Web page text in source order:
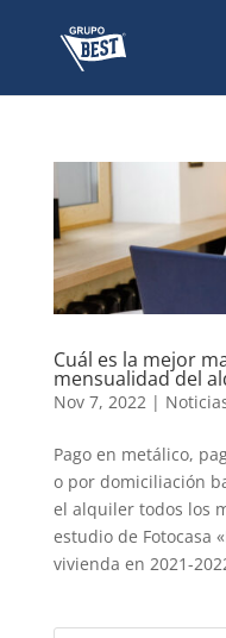
Cuál es la mejor
mensualidad del
Nov 7, 2022|
Pago en metálico,
o por domiciliación
el alquiler todos los
estudio de Fotocasa
vivienda en 2021-